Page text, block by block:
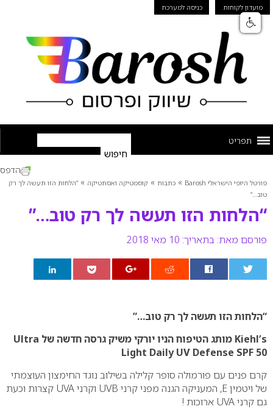
מועדון לקוחות כניסה למערכת
תפריט
פורטל היופי הישראלי Barosh » כתבות » קוסמטיקה ואסתטיקה »“הלחות הזו תעשה לך רק
טוב…”
“הלחות הזו תעשה לך רק טוב…”
פורסם מאת: בתאריך: 10 מאי 2018
הדפס
“הלחות הזו תעשה לך רק טוב…”
Kiehl’s מותג הטיפוח הניו יורקי משיק גרסה חדשה של Ultra
Light Daily UV Defense SPF 50
קרם פנים עם פורמולה סופר קלילה בשילוב נוגד החימצון העוצמתי
של ויטמין E, המעניקה הגנה מפני קרני UVB וקרני UVA קצרות וכעת
גם קרני UVA ארוכות !